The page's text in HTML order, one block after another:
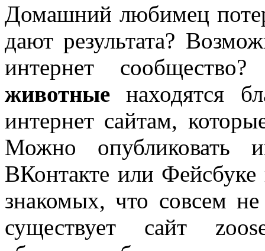
Домашний любимец
дают результата?
интернет
животные находятся
интернет сайтам,
Можно опубликовать
ВКонтакте или
знакомых, что совсем
существует сайт